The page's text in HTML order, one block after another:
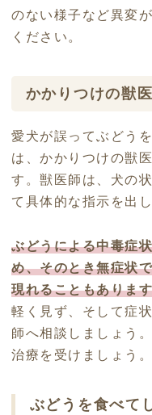
のない様子など異変
ください。
かかりつけの獣
愛犬が誤ってぶどう
は、かかりつけの獣
す。獣医師は、犬の
て具体的な指示を出
ぶどうによる中毒症
め、そのとき無症状
現れることもありま
軽く見ず、そして症
師へ相談しましょう
治療を受けましょう。
ぶどうを食べて